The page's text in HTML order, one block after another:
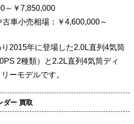
～￥7,850,000
車小売相場：￥4,600,000～
2015年に登場した2.0L直列4気筒
2種類）と2.2L直列4気筒ディ
ーモデルです。
ダー 買取